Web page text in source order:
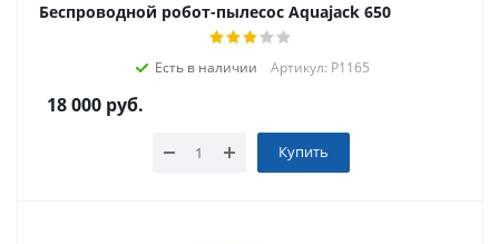
Беспроводной робот-пылесос Aquajack 650
Есть в наличии Артикул: P1165
18 000 руб.
Купить